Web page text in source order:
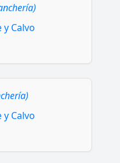
y Calvo
y Calvo